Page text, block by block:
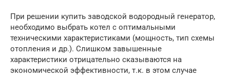
При решении купить заводской водородный генератор,
необходимо выбрать котел с оптимальными
техническими характеристиками (мощность, тип схемы
отопления и др.). Слишком завышенные
характеристики отрицательно сказываются на
экономической эффективности, т.к. в этом случае